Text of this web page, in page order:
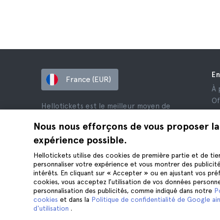
Nous nous efforçons de vous proposer
expérience possible.
Hellotickets utilise des cookies de première partie et de
personnaliser votre expérience et vous montrer des
intérêts. En cliquant sur « Accepter » ou en ajustant vos
cookies, vous acceptez l’utilisation de vos données
personnalisation des publicités, comme indiqué dans notre
cookies et dans la Politique de confidentialité de Google
d'utilisation .
France (EUR)
Hellotickets est le meilleur moyen de
dans le monde entier.
© Hello Ticket, SL.
À